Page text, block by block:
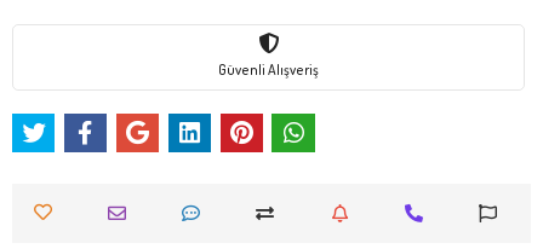
Güvenli Alışveriş